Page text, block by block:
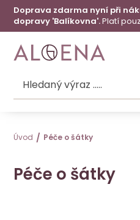
Doprava zdarma nyní při
dopravy 'Balíkovna'.Platí
Úvod Péče o šátky
Péče o šátky